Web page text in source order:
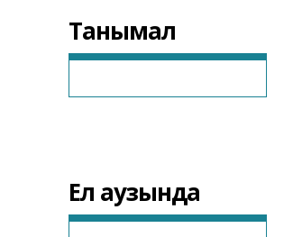
Танымал
Ел аузында